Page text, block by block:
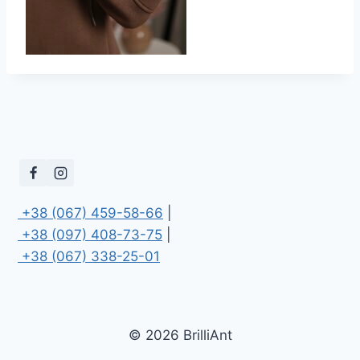
+38 (067) 459-58-66
+38 (097) 408-73-75
+38 (067) 338-25-01
© 2026 BrilliAnt